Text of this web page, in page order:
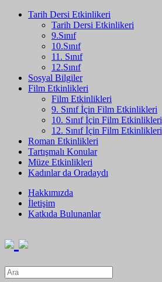
Tarih Dersi Etkinlikeri
Tarih Dersi Etkinlikeri
9.Sınıf
10.Sınıf
11. Sınıf
12.Sınıf
Sosyal Bilgiler
Film Etkinlikleri
Film Etkinlikleri
9. Sınıf İçin Film Etkinlikleri
10. Sınıf İçin Film Etkinlikleri
12. Sınıf İçin Film Etkinlikleri
Roman Etkinlikleri
Tartışmalı Konular
Müze Etkinlikleri
Kadınlar da Oradaydı
Hakkımızda
İletişim
Katkıda Bulunanlar